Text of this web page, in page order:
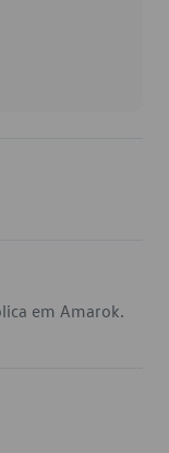
em Amarok.